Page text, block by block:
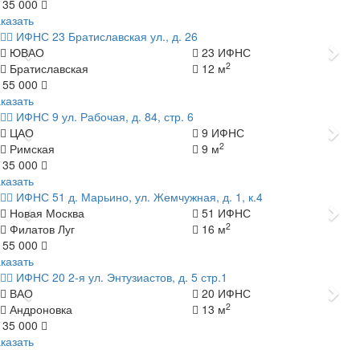
35 000
ИФНС 23 Братиславская ул., д. 26
Назад
ЮВАО
23 ИФНС
Братиславская
12 м2
55 000
ИФНС 9 ул. Рабочая, д. 84, стр. 6
Назад
ЦАО
9 ИФНС
Римская
9 м2
35 000
ИФНС 51 д. Марьино, ул. Жемчужная, д. 1, к.4
Назад
Новая Москва
51 ИФНС
Филатов Луг
16 м2
55 000
ИФНС 20 2-я ул. Энтузиастов, д. 5 стр.1
Назад
ВАО
20 ИФНС
Андроновка
13 м2
35 000